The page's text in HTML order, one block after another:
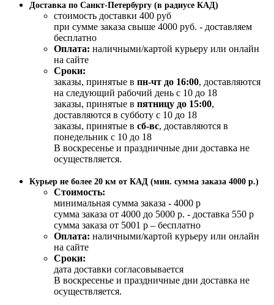
Доставка по Санкт-Петербургу (в радиусе КАД)
стоимость доставки 400 руб
при сумме заказа свыше 4000 руб. - доставляем
бесплатно
Оплата: наличными/картой курьеру или онлайн
на сайте
Сроки:
заказы, принятые в пн-чт до 16:00, доставляются
на следующий рабочий день с 10 до 18
заказы, принятые в пятницу до 15:00,
доставляются в субботу с 10 до 18
заказы, принятые в сб-вс, доставляются в
понедельник с 10 до 18
В воскресенье и праздничные дни доставка не
осуществляется.
Курьер не более 20 км от КАД (мин. сумма заказа 4000 р.)
Стоимость:
минимальная сумма заказа - 4000 р
сумма заказа от 4000 до 5000 р. - доставка 550 р
сумма заказа от 5001 р – бесплатно
Оплата: наличными/картой курьеру или онлайн
на сайте
Сроки:
дата доставки согласовывается
В воскресенье и праздничные дни доставка не
осуществляется.